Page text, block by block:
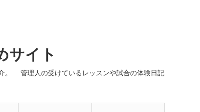
サイト
。 管理人の受けているレッスンや試合の体験日記